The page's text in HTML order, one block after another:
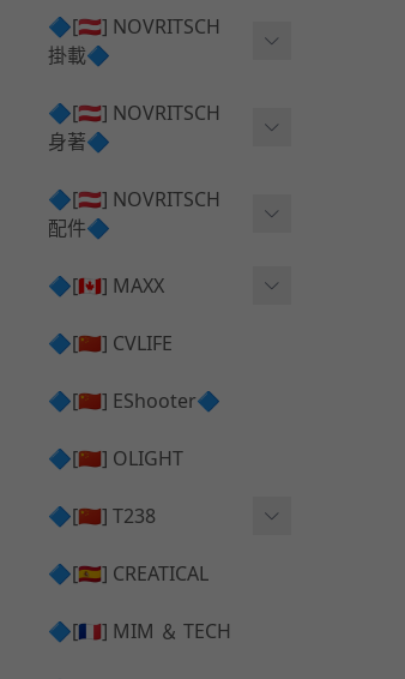
上衣夾克 ⧸ Jacket
兜帽 ⧸ Hood
手持 裝備 ⧸ 偽裝
披肩 ⧸ Shoulder Piece
onie
🔷[🇦🇹] NOVRITSCH
掛載🔷
AR ⧸ DMR 彈匣用
SMG ⧸ SSR90 彈匣用
腰包 ⧸ 萬用包
HPA 氣瓶袋 ⧸ 水袋包
手槍 彈匣用
🔷[🇦🇹] NOVRITSCH
身著🔷
闊邊帽 ⧸ Boonie Hat
戰術背心+前掛 ⧸ Plate Car
rier+Flap
tlebelt
護目鏡 ⧸ 除霧器
腰帶 ⧸ 腿掛
🔷[🇦🇹] NOVRITSCH
配件🔷
✅ 快拔槍套 ⧸ 槍背帶
✅ 槍架 ⧸ 訓練靶具 ⧸ 工具
🔷[🇨🇦] MAXX
AEG 活塞頭 ⧸ AEG Piston
HOP座 ⧸ HOP-UP
競速扳機 ⧸ Speed Trigger
彈匣釋放鈕 ⧸ Mag Releas
推嘴 ⧸ Nozzle
🔷[🇨🇳] CVLIFE
🔷[🇨🇳] EShooter🔷
🔷[🇨🇳] OLIGHT
🔷[🇨🇳] T238
電子扳機
發光器
🔷[🇪🇸] CREATICAL
🔷[🇫🇷] MIM ＆ TECH